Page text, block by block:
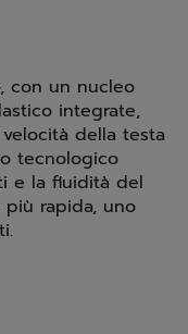
con un nucleo
integrate,
della testa
tecnologico
e la fluidità del
più rapida, uno